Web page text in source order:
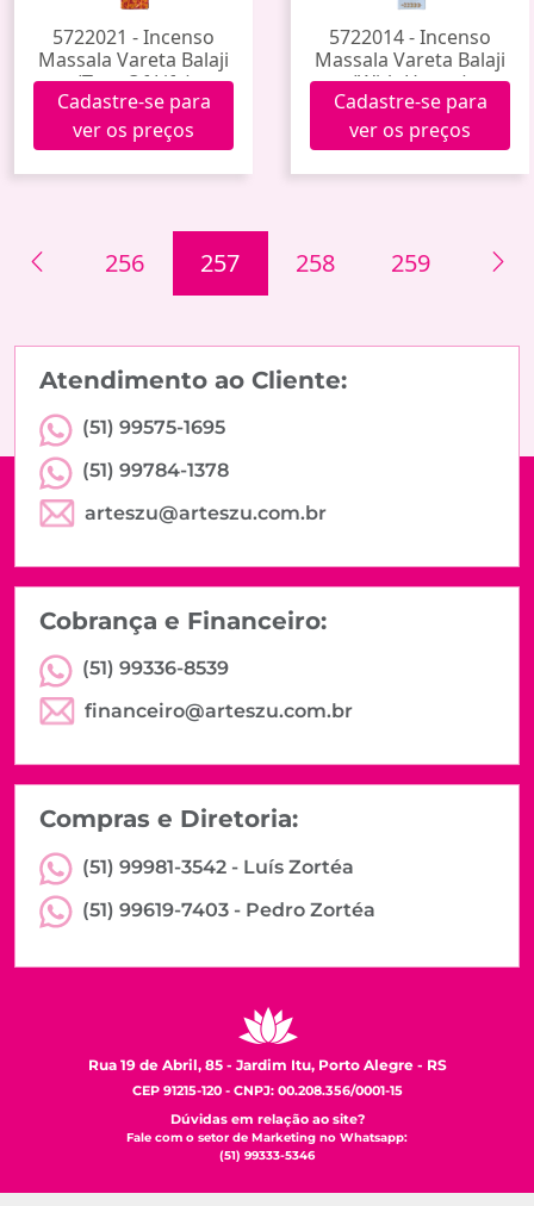
5722021 - Incenso
Massala Vareta Balaji
(Tree Of Life)
Cadastre-se para
ver os preços
5722014 - Incenso
Massala Vareta Balaji
(With Honey)
Cadastre-se para
ver os preços
256 257 258 259
Atendimento ao Cliente:
(51) 99575-1695
(51) 99784-1378
arteszu@arteszu.com.br
Cobrança e Financeiro:
(51) 99336-8539
financeiro@arteszu.com.br
Compras e Diretoria:
(51) 99981-3542 - Luís Zortéa
(51) 99619-7403 - Pedro Zortéa
Rua 19 de Abril, 85 - Jardim Itu, Porto Alegre - RS
CEP 91215-120 - CNPJ: 00.208.356/0001-15
Dúvidas em relação ao site?
Fale com o setor de Marketing no Whatsapp:
(51) 99333-5346